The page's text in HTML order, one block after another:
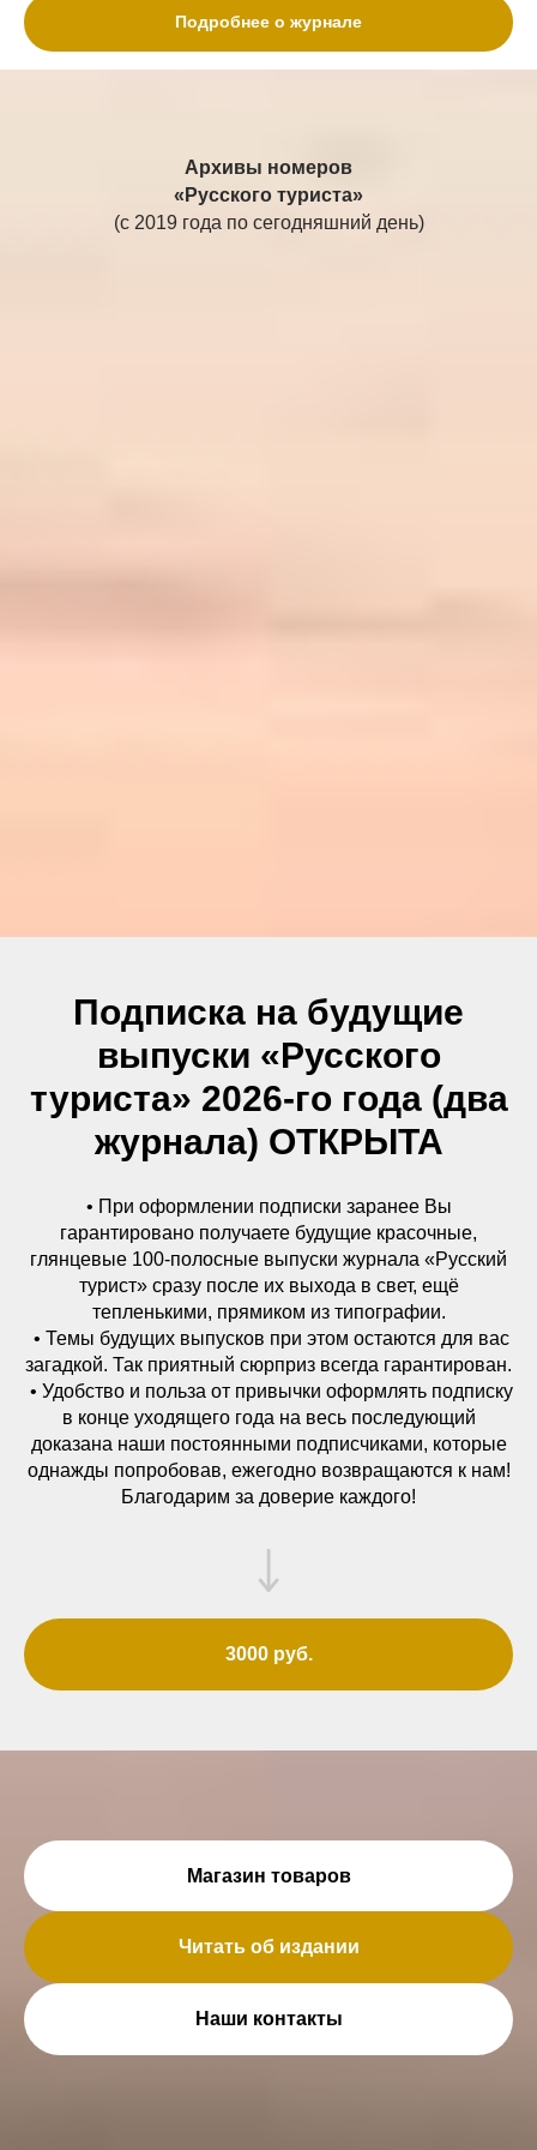
Подробнее о журнале
Архивы номеров
«Русского туриста»
(с 2019 года по сегодняшний день)
Подписка на будущие
выпуски «Русского
туриста» 2026-го года (два
журнала) ОТКРЫТА
• При оформлении подписки заранее Вы
гарантировано получаете будущие красочные,
глянцевые 100-полосные выпуски журнала «Русский
турист» сразу после их выхода в свет, ещё
тепленькими, прямиком из типографии.
• Темы будущих выпусков при этом остаются для вас
загадкой. Так приятный сюрприз всегда гарантирован.
• Удобство и польза от привычки оформлять подписку
в конце уходящего года на весь последующий
доказана наши постоянными подписчиками, которые
однажды попробовав, ежегодно возвращаются к нам!
Благодарим за доверие каждого!
3000 руб.
Магазин товаров
Читать об издании
Наши контакты